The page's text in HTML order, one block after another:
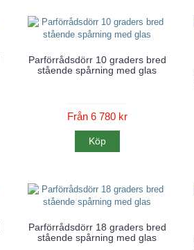
Parförrådsdörr 10 graders bred
stående spårning med glas
Från 6 780 kr
Köp
Parförrådsdörr 18 graders bred
stående spårning med glas